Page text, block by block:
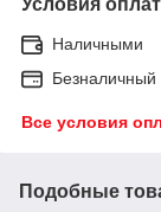
Наличными
Безналичный
Все условия
Подобные